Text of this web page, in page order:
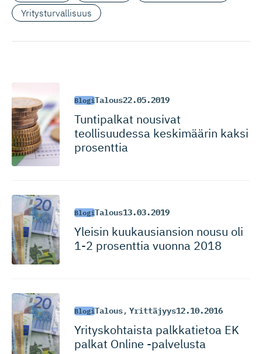
Yritysturvallisuus
BlogiTalous22.05.2019
Tuntipalkat nousivat
teollisuudessa keskimäärin kaksi
prosenttia
BlogiTalous13.03.2019
Yleisin kuukausiansion nousu oli
1-2 prosenttia vuonna 2018
BlogiTalous, Yrittäjyys12.10.2016
Yrityskoh­taista palkkatietoa EK
palkat Online -palvelusta